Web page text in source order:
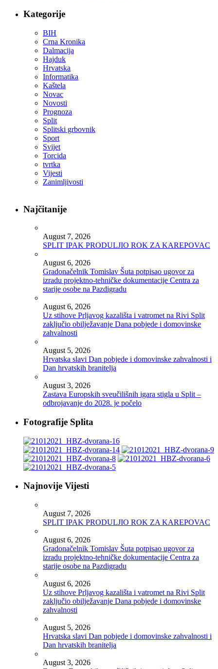
Kategorije
BIH
Crna Kronika
Dalmacija
Hajduk
Hrvatska
Informatika
Kaštela
Novac
Novosti
Prognoza
Split
Splitski grbovnik
Sport
Svijet
Torcida
tvrtka
Vijesti
Zanimljivosti
Najčitanije
August 7, 2026
SPLIT IPAK PRODULJIO ROK ZA KAREPOVAC
August 6, 2026
Gradonačelnik Tomislav Šuta potpisao ugovor za
izradu projektno-tehničke dokumentacije Centra za
starije osobe na Pazdigradu
August 6, 2026
Uz stihove Prljavog kazališta i vatromet na Rivi Split
zaključio obilježavanje Dana pobjede i domovinske
zahvalnosti
August 5, 2026
Hrvatska slavi Dan pobjede i domovinske zahvalnosti i
Dan hrvatskih branitelja
August 3, 2026
Zastava Europskih sveučilišnih igara stigla u Split –
odbrojavanje do 2028. je počelo
Fotografije Splita
Najnovije Vijesti
August 7, 2026
SPLIT IPAK PRODULJIO ROK ZA KAREPOVAC
August 6, 2026
Gradonačelnik Tomislav Šuta potpisao ugovor za
izradu projektno-tehničke dokumentacije Centra za
starije osobe na Pazdigradu
August 6, 2026
Uz stihove Prljavog kazališta i vatromet na Rivi Split
zaključio obilježavanje Dana pobjede i domovinske
zahvalnosti
August 5, 2026
Hrvatska slavi Dan pobjede i domovinske zahvalnosti i
Dan hrvatskih branitelja
August 3, 2026